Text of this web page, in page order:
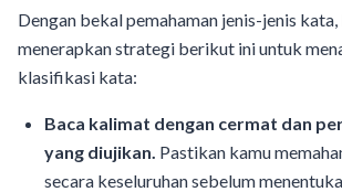
Dengan bekal pemahaman jenis-jenis kata,
menerapkan strategi berikut ini untuk
klasifikasi kata:
Baca kalimat dengan cermat dan
yang diujikan. Pastikan kamu
secara keseluruhan sebelum